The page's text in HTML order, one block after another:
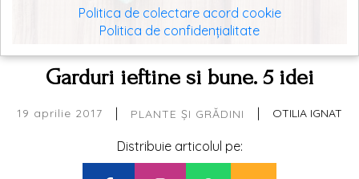
Garduri ieftine si bune. 5 idei
19 aprilie 2017 | PLANTE ȘI GRĂDINI | OTILIA IGNAT
Distribuie articolul pe:
Politica de colectare acord cookie
Politica de confidențialitate